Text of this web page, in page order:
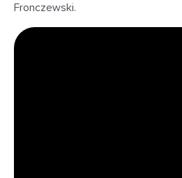
Fronczewski.